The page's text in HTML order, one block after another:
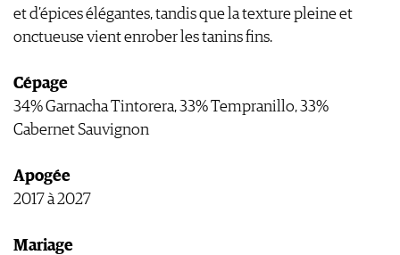
et d’épices élégantes, tandis que la texture pleine et
onctueuse vient enrober les tanins fins.
Cépage
34% Garnacha Tintorera, 33% Tempranillo, 33%
Cabernet Sauvignon
Apogée
2017 à 2027
Mariage